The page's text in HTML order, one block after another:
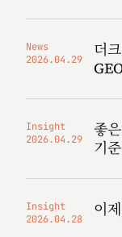
News
2026.04.29
더
Insight
2026.04.29
좋
기
Insight
2026.04.28
이